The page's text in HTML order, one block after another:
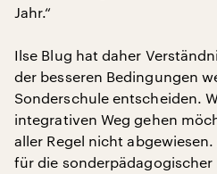
Jahr.“
Ilse Blug hat daher
der besseren Bedingungen
Sonderschule entscheiden.
integrativen Weg gehen
aller Regel nicht
für die sonderpädagogischer